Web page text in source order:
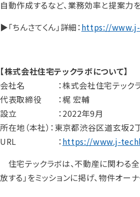
自動作成するなど、業務効率と提案力
▶「ちんさてくん」詳細： https://
【株式会社住宅テックラボについて】
会社名 ：株式会社住宅テック
代表取締役 ：梶 宏輔
設立 ：2022年9月
所在地（本社）：東京都渋谷区道玄坂
URL ： https://www.j-
住宅テックラボは、不動産に関わる
放する」をミッションに掲げ、物件オ